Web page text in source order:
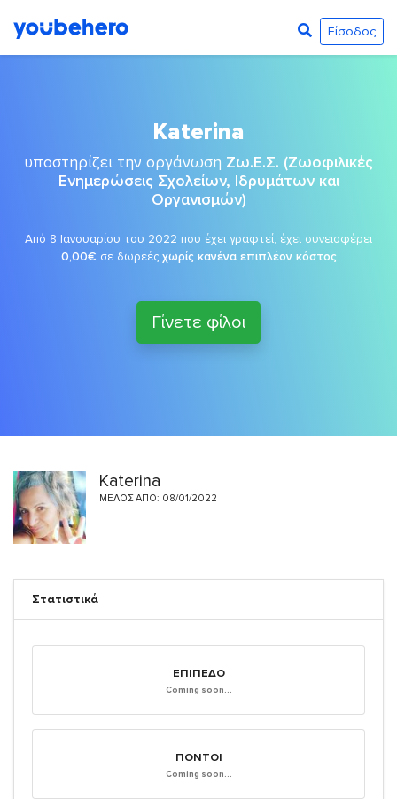
Είσοδος
Katerina
υποστηρίζει την οργάνωση Ζω.Ε.Σ. (Ζωοφιλικές
Ενημερώσεις Σχολείων, Ιδρυμάτων και
Οργανισμών)
Από 8 Ιανουαρίου του 2022 που έχει γραφτεί, έχει συνεισφέρει
0,00€ σε δωρεές χωρίς κανένα επιπλέον κόστος
Γίνετε φίλοι
Katerina
ΜΈΛΟΣ ΑΠΌ: 08/01/2022
Στατιστικά
ΕΠΊΠΕΔΟ
Coming soon...
ΠΌΝΤΟΙ
Coming soon...